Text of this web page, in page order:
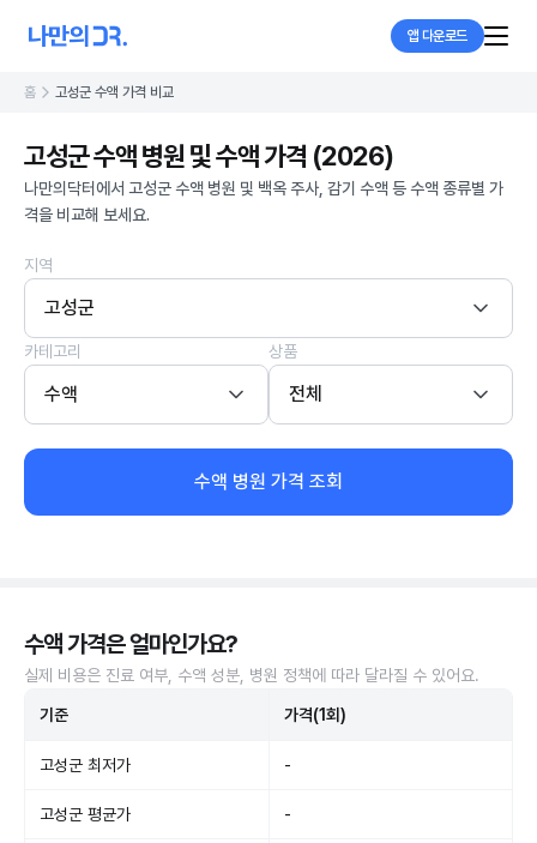
앱 다운로드
홈 고성군 수액 가격 비교
고성군 수액 병원 및 수액 가격 (2026)
나만의닥터에서 고성군 수액 병원 및 백옥 주사, 감기 수액 등 수액 종류별 가
격을 비교해 보세요.
지역
고성군
카테고리
수액
상품
전체
수액 병원 가격 조회
수액 가격은 얼마인가요?
실제 비용은 진료 여부, 수액 성분, 병원 정책에 따라 달라질 수 있어요.
기준 가격(1회)
고성군 최저가 -
고성군 평균가 -